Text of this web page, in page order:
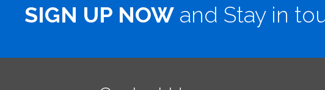
SIGN UP NOW and Stay in